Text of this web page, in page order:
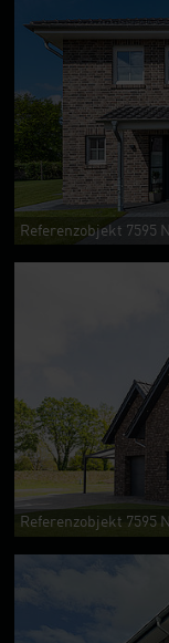
Referenzobjekt 7595
Referenzobjekt 7595